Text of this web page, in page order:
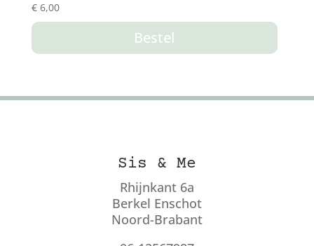
€6,00
Bestel
Sis & Me
Rhijnkant 6a
Berkel Enschot
Noord-Brabant